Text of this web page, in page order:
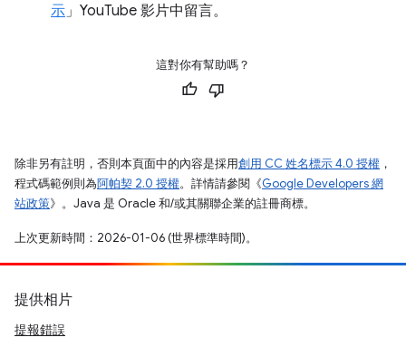
示 」YouTube 影片中留言。
這對你有幫助嗎？
除非另有註明，否則本頁面中的內容是採用創用 CC 姓名標示 4.0 授權 ，
程式碼範例則為阿帕契 2.0 授權。詳情請參閱《Google Developers 網
站政策》。Java 是 Oracle 和/或其關聯企業的註冊商標。
上次更新時間：2026-01-06 (世界標準時間)。
提供相片
提報錯誤